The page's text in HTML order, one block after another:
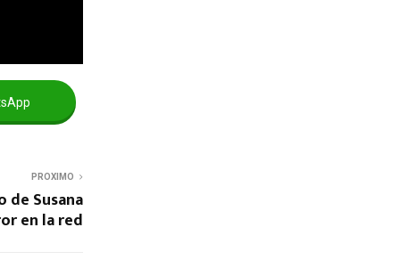
PROXIMO
de Susana
en la red